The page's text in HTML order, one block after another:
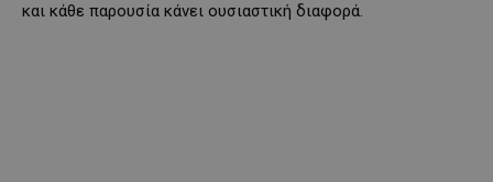
και κάθε παρουσία κάνει ουσιαστική διαφορά.